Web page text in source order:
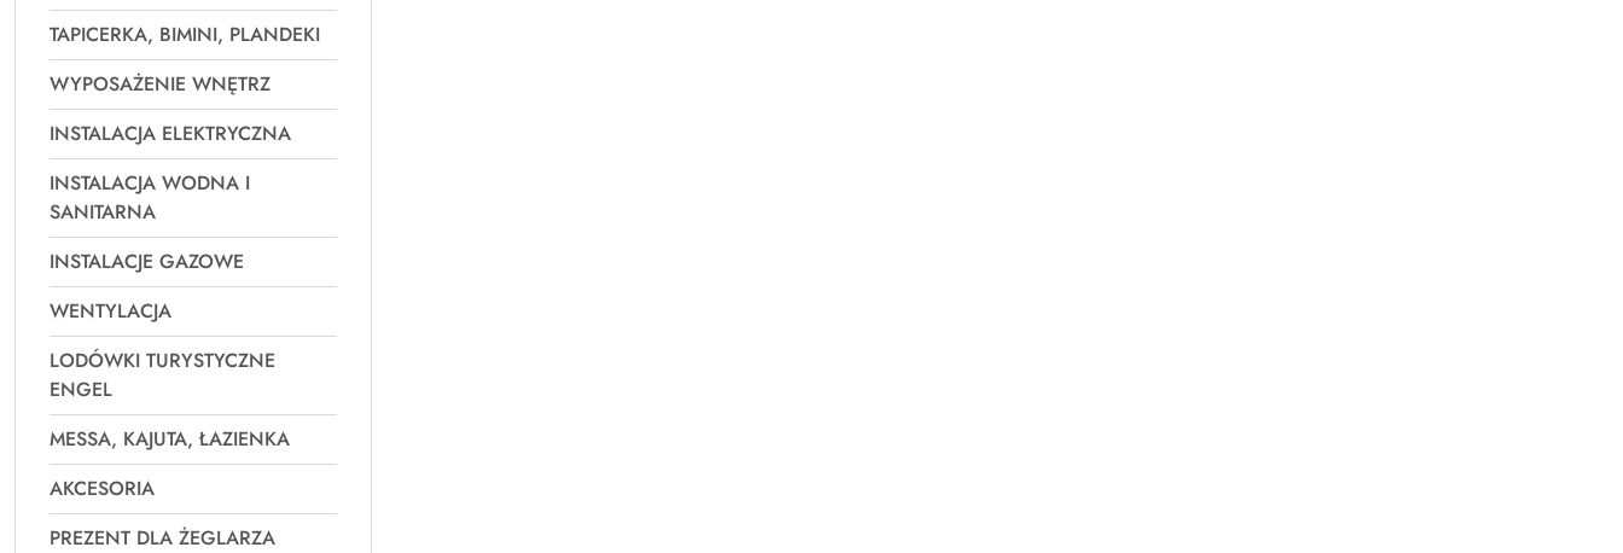
TAPICERKA, BIMINI, PLANDEKI
WYPOSAŻENIE WNĘTRZ
INSTALACJA ELEKTRYCZNA
INSTALACJA WODNA I
SANITARNA
INSTALACJE GAZOWE
WENTYLACJA
LODÓWKI TURYSTYCZNE
ENGEL
MESSA, KAJUTA, ŁAZIENKA
AKCESORIA
PREZENT DLA ŻEGLARZA